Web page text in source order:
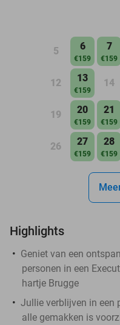
5 6
€159
7
€159
12 13
€159
14
19 20
€159
21
€159
26 27
€159
28
€159
Highlights
Geniet van een
personen in een
hartje Brugge
Jullie verblijven in een
alle gemakken is